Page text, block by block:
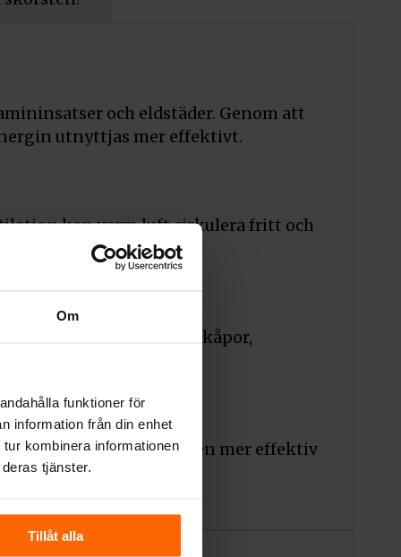
Om
funktioner för
information från din enhet
kombinera informationen
tjänster.
Tillåt alla
och eldstäder. Genom att
utnyttjas mer effektivt.
kan varm luft cirkulera fritt och
passar perfekt i spiskåpor,
luftflödet och ger en mer effektiv